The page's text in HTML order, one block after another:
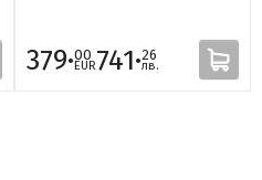
379·00
EUR741·26
лв.